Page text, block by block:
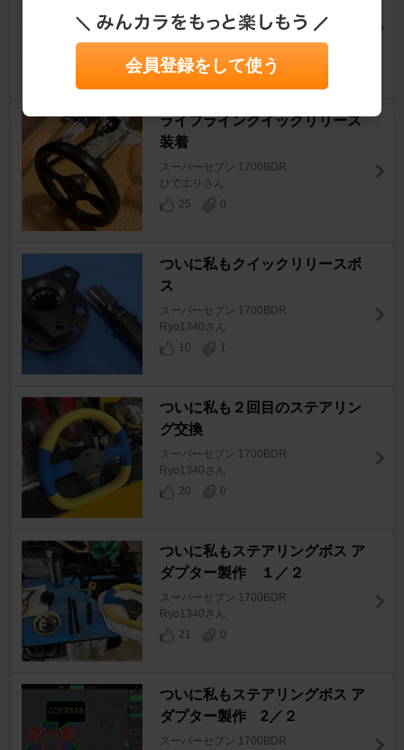
スーパーセブン 1700BDR
Ryo1340さん
6
0
ライフラインクイックリリース
装着
スーパーセブン 1700BDR
ひでエリさん
25
0
ついに私もクイックリリースボ
ス
スーパーセブン 1700BDR
Ryo1340さん
10
1
ついに私も２回目のステアリン
グ交換
スーパーセブン 1700BDR
Ryo1340さん
20
0
ついに私もステアリングボス ア
ダプター製作 １／２
スーパーセブン 1700BDR
Ryo1340さん
21
0
ついに私もステアリングボス ア
ダプター製作 2／２
スーパーセブン 1700BDR
会員登録をして使う